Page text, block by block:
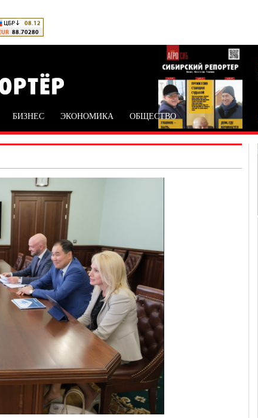
БИЗНЕС ЭКОНОМИКА ОБЩЕСТВО